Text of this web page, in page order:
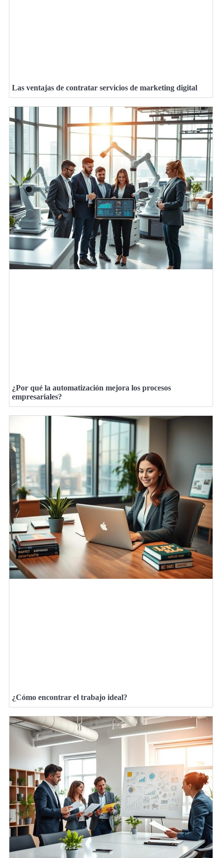
Las ventajas de contratar servicios de marketing digital
¿Por qué la automatización mejora los procesos
empresariales?
¿Cómo encontrar el trabajo ideal?